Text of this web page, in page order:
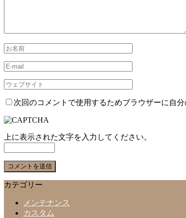
次回のコメントで使用するためブラウザーに自
上に表示された文字を入力してください。
カテゴリー
メンテナンス
カスタム